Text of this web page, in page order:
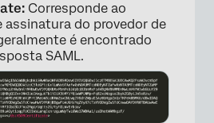
Corresponde ao
do provedor de
é encontrado
SAML.